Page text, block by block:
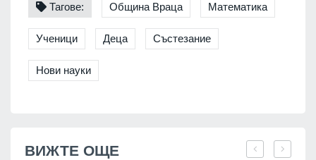
Тагове: Община Враца Математика
Ученици Деца Състезание
Нови науки
ВИЖТЕ ОЩЕ